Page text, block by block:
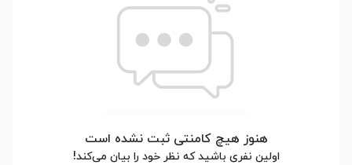
هنوز هیچ کامنتی ثبت نشده است
اولین نفری باشید که نظر خود را بیان می‌کند!